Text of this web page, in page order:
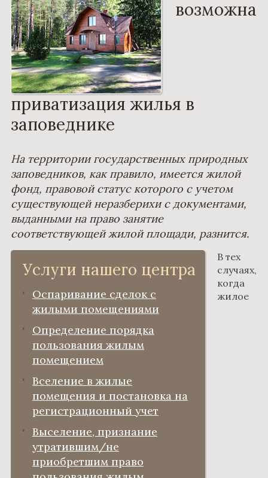
возможна
приватизация жилья в
заповеднике
На территории государственных природных
заповедников, как правило, имеется жилой
фонд, правовой статус которого с учетом
существующей неразберихи с документами,
выданными на право занятие
соответствующей жилой площади, разнится.
Услуги нашего центра
Оспаривание сделок с
жилыми помещениями
Определение порядка
пользования жилым
помещением
Вселение в жилые
помещения и постановка на
регистрационный учет
Выселение, признание
утратившим/не
приобретшим право
В тех
случаях,
когда
жилое